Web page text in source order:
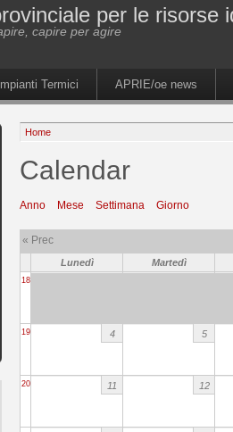
per le risorse
capire per agire
Termici APRIE/oe news
Home
Calendar
Anno Mese Settimana Giorno
« Prec
Lunedì Martedì
18
19 4 5
20 11 12